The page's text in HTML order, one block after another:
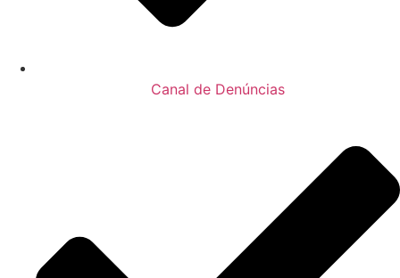
Canal de Denúncias